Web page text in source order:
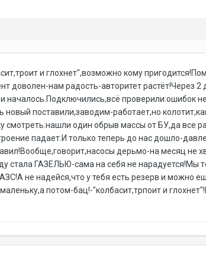
и глохнет",возможно кому
доволен-нам радость-авторитет растёт!Через 2
началось.Подключились,всё проверили:ошибок
поставили,заводим-работает,но
смотреть:нашли один обрыв массы от БУ,да все
падает.И только теперь до нас дошло-
дерьмо-на месяц не
стала ГАЗЕЛЬЮ-сама на себя не нарадуется!Мы
не надейся,что у тебя есть резерв и можно
потом-бац!-"колбасит,трпоит и